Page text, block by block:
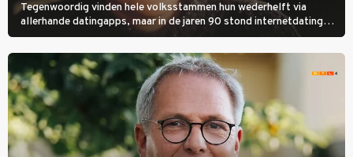
Tegenwoordig vinden hele volksstammen hun wederhelft via
allerhande datingapps, maar in de jaren 90 stond internetdating
nog in de kinderschoenen. In de film You've Got Mail zie je dat
terug.